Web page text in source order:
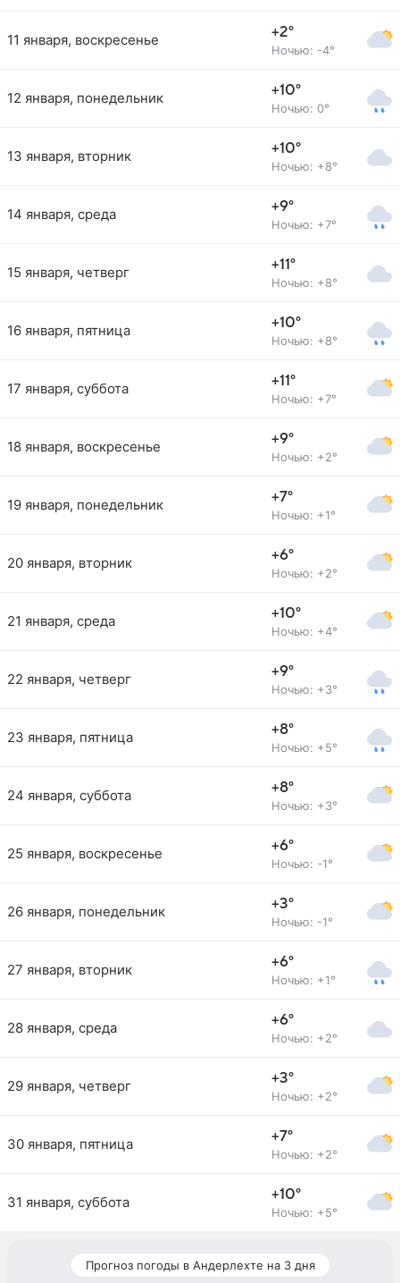
11 января, воскресенье +2°
Ночью: -4°
12 января, понедельник +10°
Ночью: 0°
13 января, вторник +10°
Ночью: +8°
14 января, среда +9°
Ночью: +7°
15 января, четверг +11°
Ночью: +8°
16 января, пятница +10°
Ночью: +8°
17 января, суббота +11°
Ночью: +7°
18 января, воскресенье +9°
Ночью: +2°
19 января, понедельник +7°
Ночью: +1°
20 января, вторник +6°
Ночью: +2°
21 января, среда +10°
Ночью: +4°
22 января, четверг +9°
Ночью: +3°
23 января, пятница +8°
Ночью: +5°
24 января, суббота +8°
Ночью: +3°
25 января, воскресенье +6°
Ночью: -1°
26 января, понедельник +3°
Ночью: -1°
27 января, вторник +6°
Ночью: +1°
28 января, среда +6°
Ночью: +2°
29 января, четверг +3°
Ночью: +2°
30 января, пятница +7°
Ночью: +2°
31 января, суббота +10°
Ночью: +5°
Прогноз погоды в Андерлехте на 3 дня